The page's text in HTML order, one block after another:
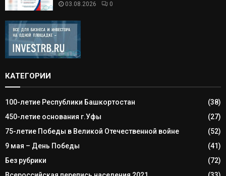
03.08.2026 0
КАТЕГОРИИ
100-летие Республики Башкортостан
(38)
450-летие основания г.Уфы
(27)
75-летие Победы в Великой Отечественной войне
(52)
9 мая – День Победы
(41)
Без рубрики
(72)